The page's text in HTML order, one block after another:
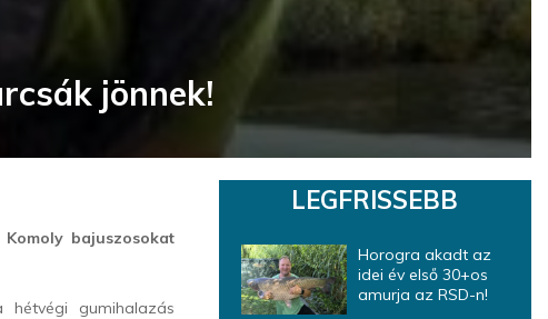
jönnek!
bajuszosokat
gumihalazás
LEGFRISSEBB
Horogra akadt az
idei év első 30+os
amurja az RSD-n!